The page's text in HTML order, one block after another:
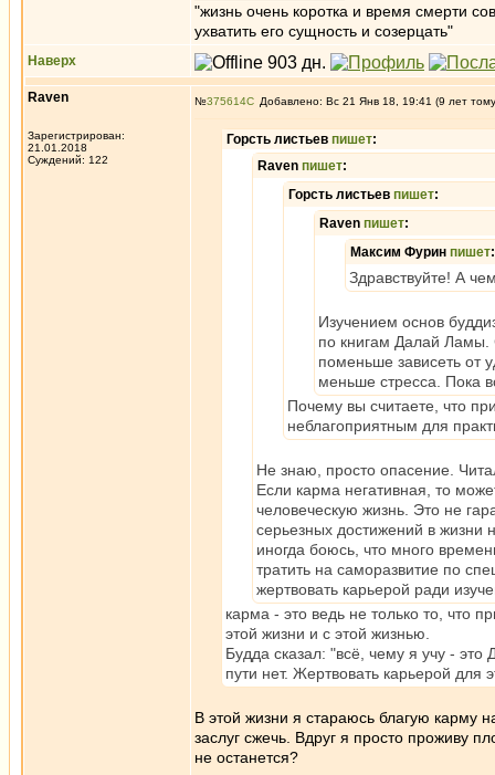
"жизнь очень коротка и время смерти
ухватить его сущность и созерцать"
Наверх
Raven
Зарегистрирован:
21.01.2018
Суждений: 122
№375614 Добавлено: Вс 21 Янв 18, 19:41 (9 лет
Горсть листьев пишет:
Raven пишет:
Горсть листьев пишет:
Raven пишет:
Максим Фурин пишет:
Здравствуйте! А
Изучением основ
по книгам Далай Ламы.
поменьше зависеть от
меньше стресса. Пока
Почему вы считаете, что
неблагоприятным для
Не знаю, просто опасение.
Если карма негативная, то
человеческую жизнь. Это не
серьезных достижений в жизни
иногда боюсь, что много
тратить на саморазвитие по
жертвовать карьерой ради
карма - это ведь не только то, что
этой жизни и с этой жизнью.
Будда сказал: "всё, чему я учу - это
пути нет. Жертвовать карьерой для
В этой жизни я стараюсь благую карму
заслуг сжечь. Вдруг я просто проживу
не останется?